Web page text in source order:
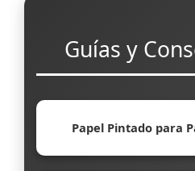
Guías y
Papel Pintado para